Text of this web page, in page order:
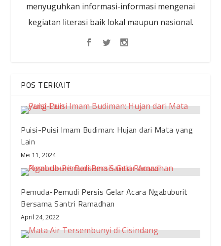
menyuguhkan informasi-informasi mengenai
kegiatan literasi baik lokal maupun nasional.
POS TERKAIT
Puisi-Puisi Imam Budiman: Hujan dari Mata yang
Lain
Mei 11, 2024
Pemuda-Pemudi Persis Gelar Acara Ngabuburit
Bersama Santri Ramadhan
April 24, 2022